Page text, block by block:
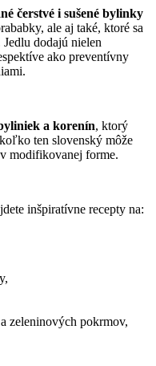
čerstvé i sušené bylinky
ale aj také, ktoré sa
dodajú nielen
ako preventívny
a korenín, ktorý
ten slovenský môže
modifikovanej forme.
inšpiratívne recepty na:
zeleninových pokrmov,